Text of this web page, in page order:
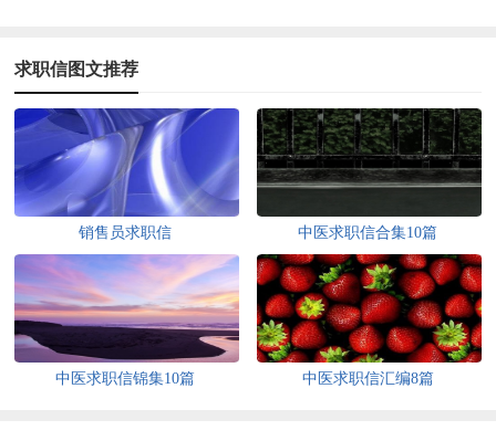
求职信图文推荐
销售员求职信 中医求职信合集10篇
中医求职信锦集10篇 中医求职信汇编8篇